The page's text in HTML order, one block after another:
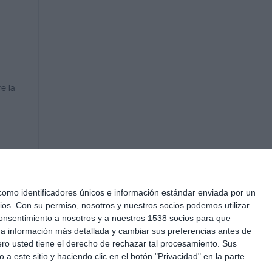
identificadores únicos e información estándar enviada por un
Con su permiso, nosotros y nuestros socios podemos utilizar
a nosotros y a nuestros 1538 socios para que
información más detallada y cambiar sus preferencias antes de
usted tiene el derecho de rechazar tal procesamiento. Sus
este sitio y haciendo clic en el botón "Privacidad" en la parte
la